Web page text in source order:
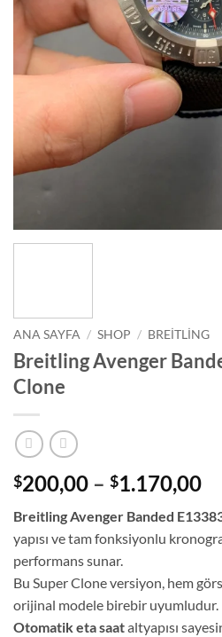
ANA SAYFA / SHOP / BREITLING
Breitling Avenger
Clone
$200,00 – $1.170,00
-
Breitling Avenger Banded
yapısı ve tam fonksiyonlu
performans sunar.
Bu Super Clone versiyon, hem
orijinal modele birebir uyumludur.
Otomatik eta saataltyapısı